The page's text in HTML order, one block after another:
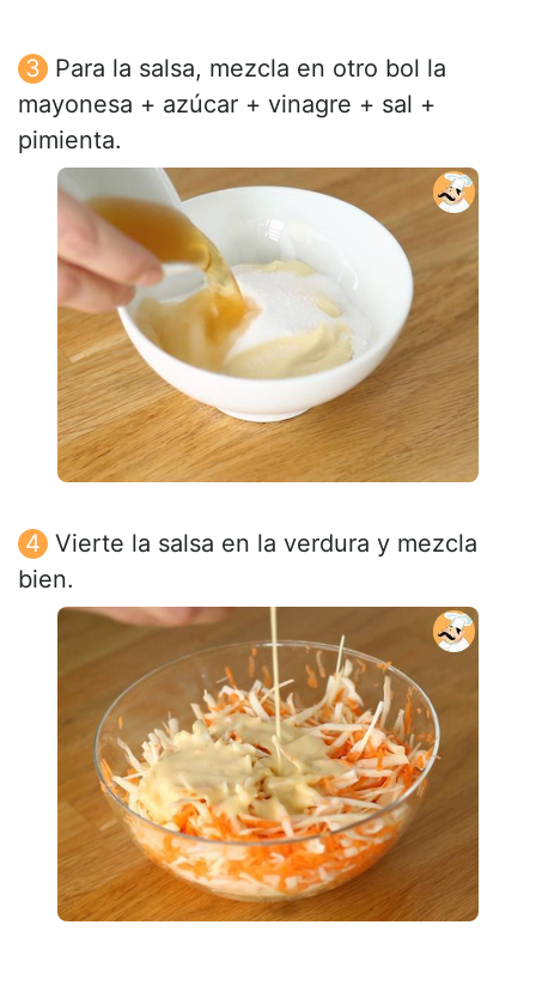
Para la salsa, mezcla en otro bol la
mayonesa + azúcar + vinagre + sal +
pimienta.
Vierte la salsa en la verdura y mezcla
bien.